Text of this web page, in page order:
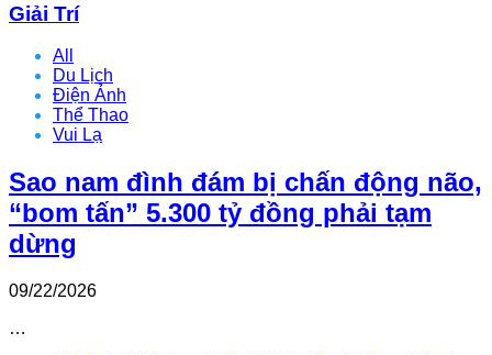
Giải Trí
All
Du Lịch
Điện Ảnh
Thể Thao
Vui Lạ
Sao nam đình đám bị chấn động não,
“bom tấn” 5.300 tỷ đồng phải tạm
dừng
09/22/2026
…